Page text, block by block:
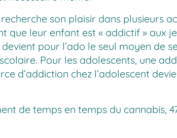
son plaisir dans plusieurs
que leur enfant est « addictif » aux
pour l’ado le seul moyen de
Pour les adolescents, une
d’addiction chez l’adolescent
de temps en temps du cannabis,